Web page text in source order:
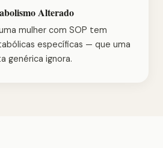
Alterado
mulher com SOP tem
específicas — que uma
genérica ignora.